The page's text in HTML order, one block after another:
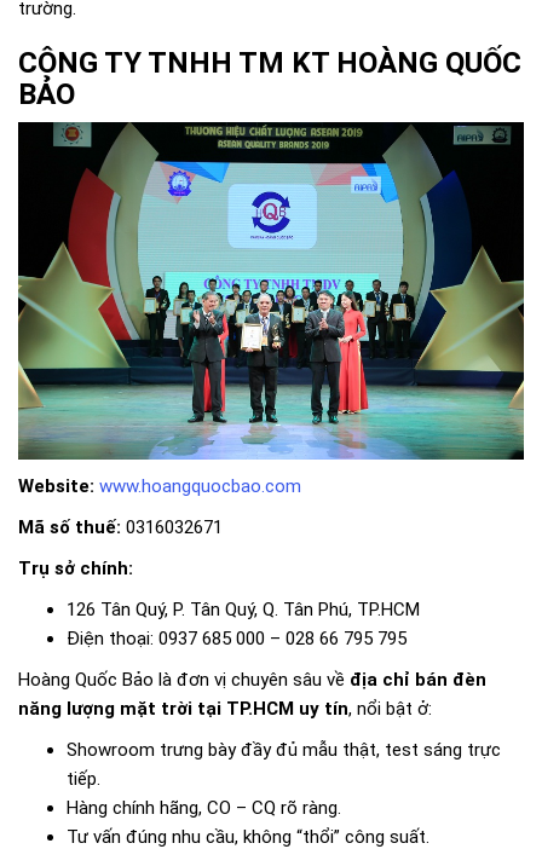
trường.
CÔNG TY TNHH TM KT HOÀNG QUỐC
BẢO
Website: www.hoangquocbao.com
Mã số thuế: 0316032671
Trụ sở chính:
126 Tân Quý, P. Tân Quý, Q. Tân Phú, TP.HCM
Điện thoại: 0937 685 000 – 028 66 795 795
Hoàng Quốc Bảo là đơn vị chuyên sâu về địa chỉ bán đèn
năng lượng mặt trời tại TP.HCM uy tín, nổi bật ở:
Showroom trưng bày đầy đủ mẫu thật, test sáng trực
tiếp.
Hàng chính hãng, CO – CQ rõ ràng.
Tư vấn đúng nhu cầu, không “thổi” công suất.